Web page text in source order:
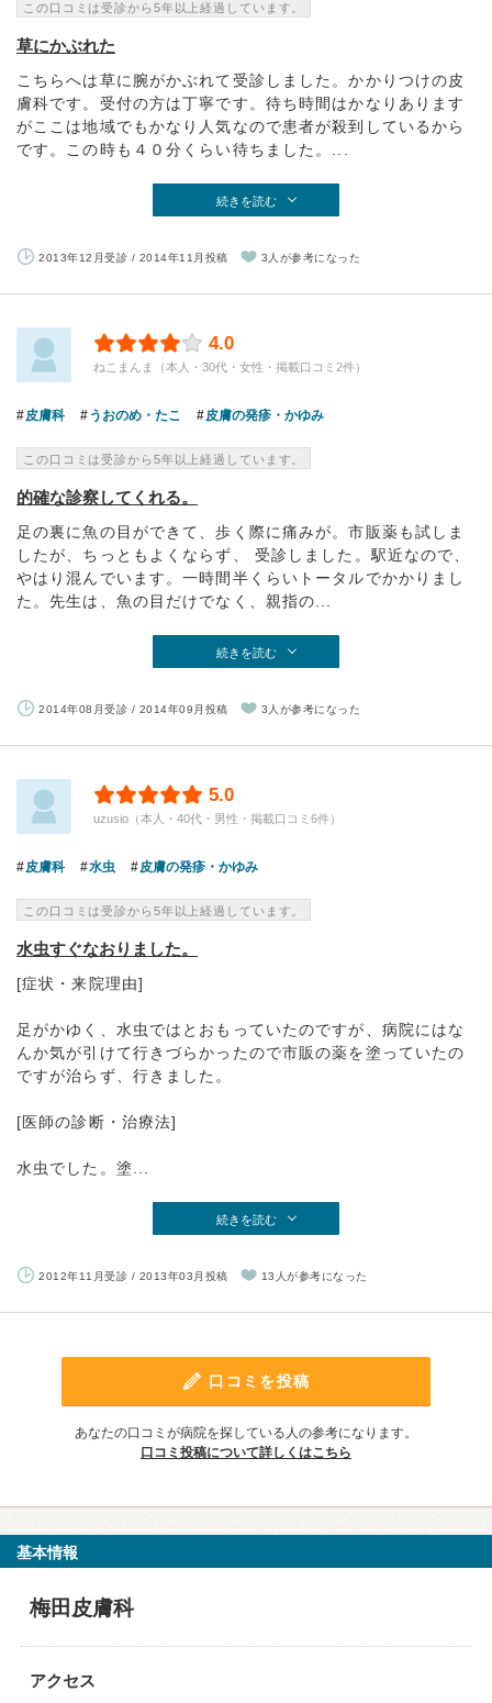
この口コミは受診から5年以上経過しています。
草にかぶれた
こちらへは草に腕がかぶれて受診しました。かかりつけの皮
膚科です。受付の方は丁寧です。待ち時間はかなりあります
がここは地域でもかなり人気なので患者が殺到しているから
です。この時も４０分くらい待ちました。...
続きを読む
2013年12月受診 / 2014年11月投稿 3人が参考になった
4.0
ねこまんま（本人・30代・女性・掲載口コミ2件）
皮膚科 うおのめ・たこ 皮膚の発疹・かゆみ
この口コミは受診から5年以上経過しています。
的確な診察してくれる。
足の裏に魚の目ができて、歩く際に痛みが。市販薬も試しま
したが、ちっともよくならず、 受診しました。駅近なので、
やはり混んでいます。一時間半くらいトータルでかかりまし
た。先生は、魚の目だけでなく、親指の...
続きを読む
2014年08月受診 / 2014年09月投稿 3人が参考になった
5.0
uzusio（本人・40代・男性・掲載口コミ6件）
皮膚科 水虫 皮膚の発疹・かゆみ
この口コミは受診から5年以上経過しています。
水虫すぐなおりました。
[症状・来院理由]
足がかゆく、水虫ではとおもっていたのですが、病院にはな
んか気が引けて行きづらかったので市販の薬を塗っていたの
ですが治らず、行きました。
[医師の診断・治療法]
水虫でした。塗...
続きを読む
2012年11月受診 / 2013年03月投稿 13人が参考になった
口コミを投稿
あなたの口コミが病院を探している人の参考になります。
口コミ投稿について詳しくはこちら
基本情報
梅田皮膚科
アクセス